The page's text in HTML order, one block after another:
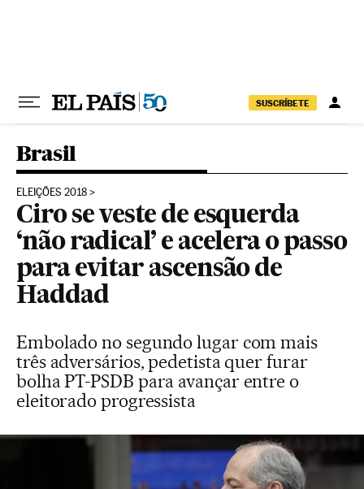
SUSCRÍBETE
Brasil
ELEIÇÕES 2018
Ciro se veste de esquerda
‘não radical’ e acelera o passo
para evitar ascensão de
Haddad
Embolado no segundo lugar com mais
três adversários, pedetista quer furar
bolha PT-PSDB para avançar entre o
eleitorado progressista